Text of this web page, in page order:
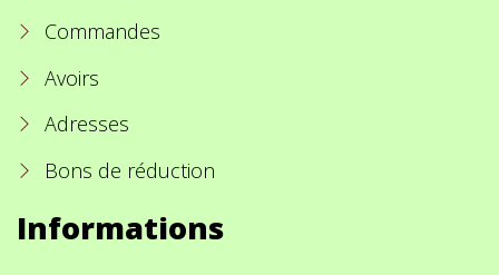
Commandes
Avoirs
Adresses
Bons de réduction
Informations